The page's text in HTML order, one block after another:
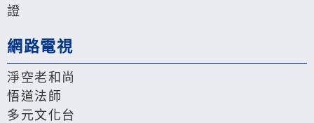
證
網路電視
淨空老和尚
悟道法師
多元文化台